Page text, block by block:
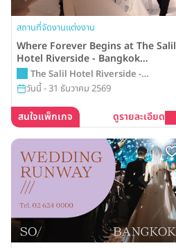
สถานที่จัดงานแต่งงาน
Where Forever Begins at The Salil
Hotel Riverside - Bangkok
Starting from THB 95,000
The Salil Hotel Riverside -
Bangkok
วันนี้ - 31 ธันวาคม 2569
สนใจแพ็กเกจ ดูรายละเอียด